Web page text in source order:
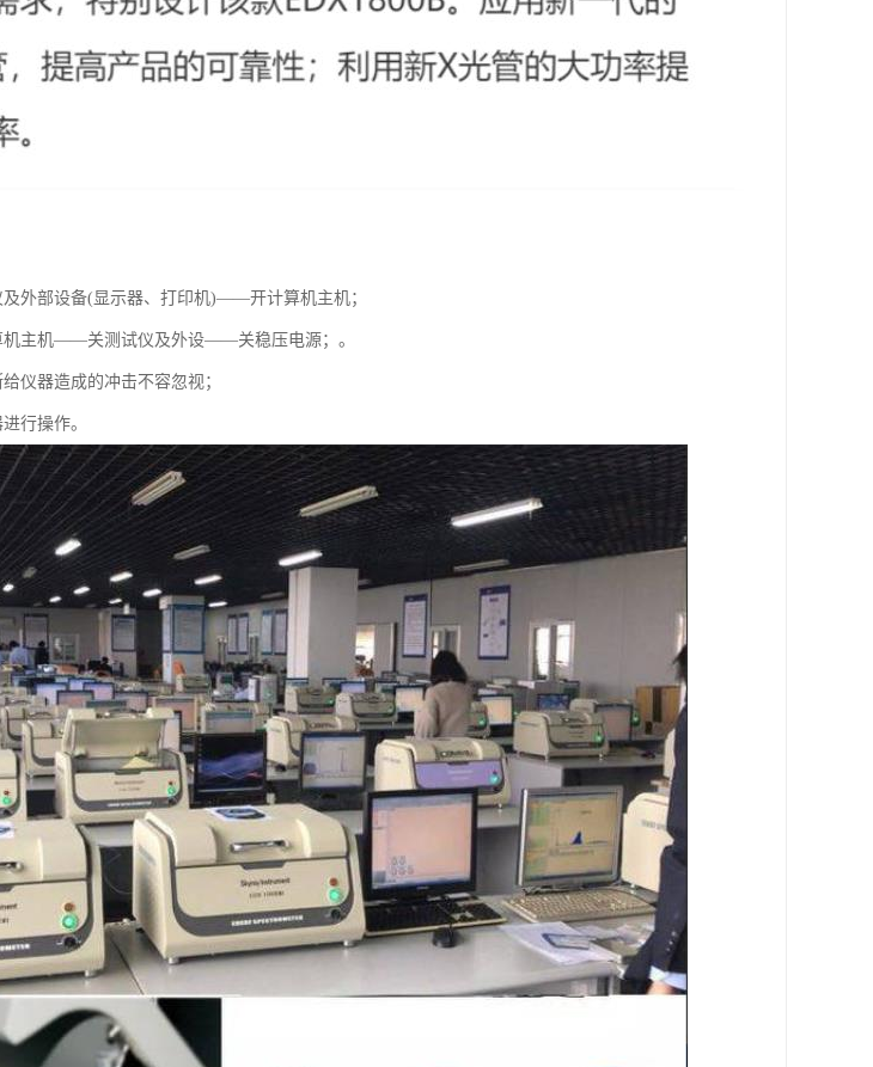
外部设备(显示器、打印机)——开计算机主机；
主机——关测试仪及外设——关稳压电源；。
仪器造成的冲击不容忽视；
行操作。